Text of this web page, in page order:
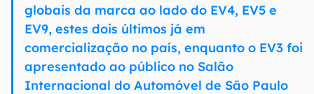
globais da marca ao lado do EV4, EV5 e
EV9, estes dois últimos já em
comercialização no país, enquanto o EV3 foi
apresentado ao público no Salão
Internacional do Automóvel de São Paulo